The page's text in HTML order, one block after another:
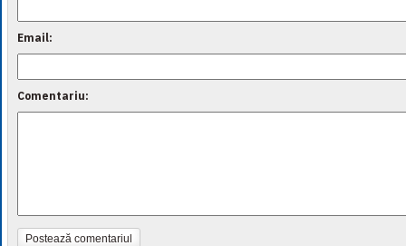
Email:
Comentariu:
Postează comentariul